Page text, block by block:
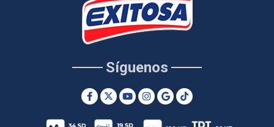
Síguenos